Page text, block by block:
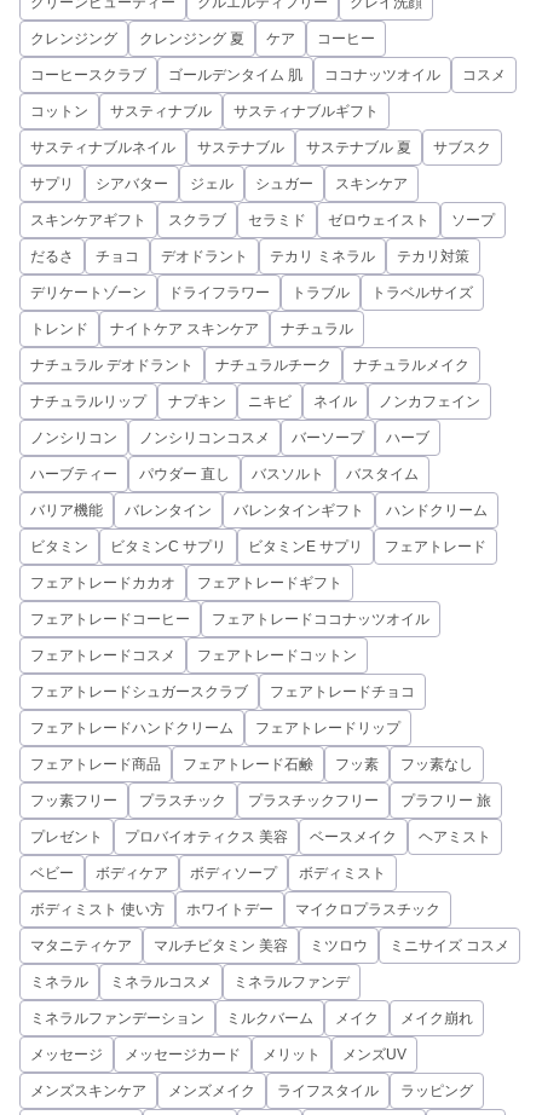
クレンジング クレンジング 夏 ケア コーヒー
コーヒースクラブ ゴールデンタイム 肌 ココナッツオイル コスメ
コットン サスティナブル サスティナブルギフト
サスティナブルネイル サステナブル サステナブル 夏 サブスク
サプリ シアバター ジェル シュガー スキンケア
スキンケアギフト スクラブ セラミド ゼロウェイスト ソープ
だるさ チョコ デオドラント テカリ ミネラル テカリ対策
デリケートゾーン ドライフラワー トラブル トラベルサイズ
トレンド ナイトケア スキンケア ナチュラル
ナチュラル デオドラント ナチュラルチーク ナチュラルメイク
ナチュラルリップ ナプキン ニキビ ネイル ノンカフェイン
ノンシリコン ノンシリコンコスメ バーソープ ハーブ
ハーブティー パウダー 直し バスソルト バスタイム
バリア機能 バレンタイン バレンタインギフト ハンドクリーム
ビタミン ビタミンC サプリ ビタミンE サプリ フェアトレード
フェアトレードカカオ フェアトレードギフト
フェアトレードコーヒー フェアトレードココナッツオイル
フェアトレードコスメ フェアトレードコットン
フェアトレードシュガースクラブ フェアトレードチョコ
フェアトレードハンドクリーム フェアトレードリップ
フェアトレード商品 フェアトレード石鹸 フッ素 フッ素なし
フッ素フリー プラスチック プラスチックフリー プラフリー 旅
プレゼント プロバイオティクス 美容 ベースメイク ヘアミスト
ベビー ボディケア ボディソープ ボディミスト
ボディミスト 使い方 ホワイトデー マイクロプラスチック
マタニティケア マルチビタミン 美容 ミツロウ ミニサイズ コスメ
ミネラル ミネラルコスメ ミネラルファンデ
ミネラルファンデーション ミルクバーム メイク メイク崩れ
メッセージ メッセージカード メリット メンズUV
メンズスキンケア メンズメイク ライフスタイル ラッピング